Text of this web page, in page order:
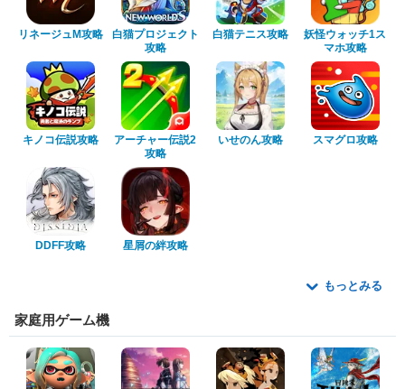
リネージュM攻略
白猫プロジェクト
攻略
白猫テニス攻略
妖怪ウォッチ1ス
マホ攻略
キノコ伝説攻略
アーチャー伝説2
攻略
いせのん攻略 スマグロ攻略
DDFF攻略 星屑の絆攻略
もっとみる
家庭用ゲーム機